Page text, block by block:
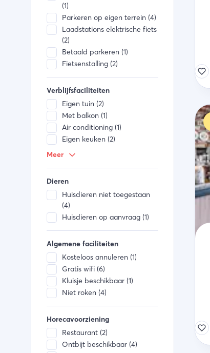
(1)
Parkeren op eigen terrein (4)
Laadstations elektrische fiets
(2)
Betaald parkeren (1)
Fietsenstalling (2)
Verblijfsfaciliteiten
Eigen tuin (2)
Met balkon (1)
Air conditioning (1)
Eigen keuken (2)
Ramen kunnen open (2)
Smart TV (2)
Meer
Dieren
Huisdieren niet toegestaan
(4)
Huisdieren op aanvraag (1)
Algemene faciliteiten
Kosteloos annuleren (1)
Gratis wifi (6)
Kluisje beschikbaar (1)
Niet roken (4)
Horecavoorziening
Restaurant (2)
Ontbijt beschikbaar (4)